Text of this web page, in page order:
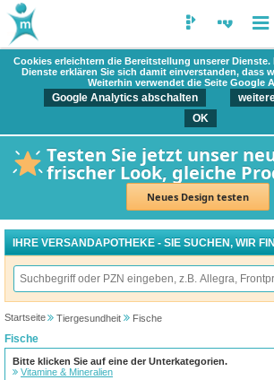
Cookies erleichtern die Bereitstellung unserer
Dienste erklären Sie sich damit einverstanden, dass
Weiterhin verwendet die Seite Google
Google Analytics abschalten
OK
Testen Sie jetzt unser
frischer Look, gleiche
Neues Design testen
IHRE VERSANDAPOTHEKE - SIE SUCHEN, WIR
Startseite Tiergesundheit Fische
Fische
Bitte klicken Sie auf eine der Unterkategorien.
Vitamine & Mineralien